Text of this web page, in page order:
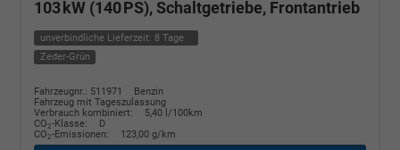
103 kW (140 PS), Schaltgetriebe, Frontantrieb
unverbindliche Lieferzeit: 8 Tage
Zeder-Grün
Fahrzeugnr.: 511971
Benzin
Fahrzeug mit Tageszulassung
Verbrauch kombiniert:
5,40 l/100km
CO2-Klasse:
D
CO2-Emissionen: 123,00 g/km